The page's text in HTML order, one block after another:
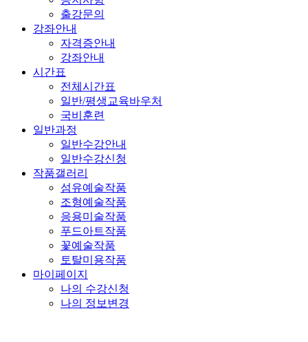
출강문의
강좌안내
자격증안내
강좌안내
시간표
전체시간표
일반/평생교육바우처
국비훈련
일반과정
일반수강안내
일반수강신청
작품갤러리
섬유예술작품
조형예술작품
응용미술작품
푸드아트작품
꽃예술작품
토탈미용작품
마이페이지
나의 수강신청
나의 정보변경